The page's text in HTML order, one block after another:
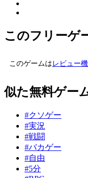
このフリーゲ
このゲームは レビュー
似た無料ゲー
#クソゲー
#実況
#戦闘
#バカゲー
#自由
#5分